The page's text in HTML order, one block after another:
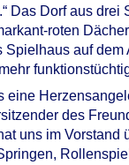
Das Dorf aus drei
roten
Spielhaus auf
eine
des
uns im Vorstand